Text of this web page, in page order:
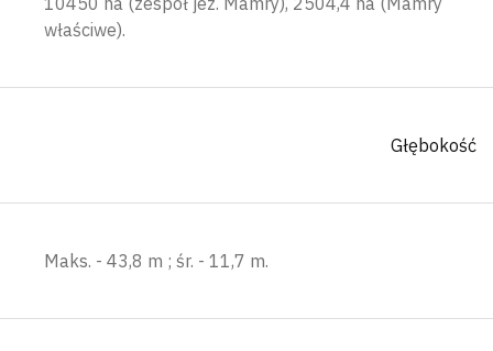
właściwe).
Głębokość
Maks. - 43,8 m ; śr. - 11,7 m.